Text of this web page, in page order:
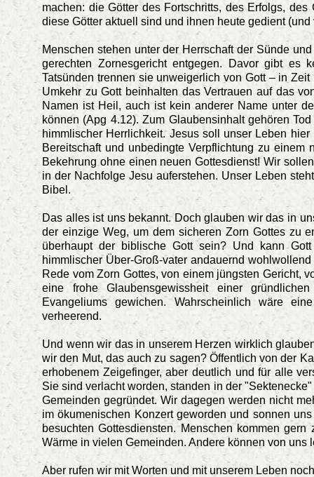
machen: die Götter des Fortschritts, des Erfolgs,
diese Götter aktuell sind und ihnen heute gedient
Menschen stehen unter der Herrschaft der Sünde
gerechten Zornesgericht entgegen. Davor gibt es
Tatsünden trennen sie unweigerlich von Gott – in
Umkehr zu Gott beinhalten das Vertrauen auf das
Namen ist Heil, auch ist kein anderer Name unter
können (Apg 4.12). Zum Glaubensinhalt gehören
himmlischer Herrlichkeit. Jesus soll unser Leben
Bereitschaft und unbedingte Verpflichtung zu
Bekehrung ohne einen neuen Gottesdienst! Wir
in der Nachfolge Jesu auferstehen. Unser Leben
Bibel.
Das alles ist uns bekannt. Doch glauben wir das in
der einzige Weg, um dem sicheren Zorn Gottes zu
überhaupt der biblische Gott sein? Und kann
himmlischer Über-Groß-vater andauernd
Rede vom Zorn Gottes, von einem jüngsten Gericht,
eine frohe Glaubensgewissheit einer
Evangeliums gewichen. Wahrscheinlich wäre
verheerend.
Und wenn wir das in unserem Herzen wirklich
wir den Mut, das auch zu sagen? Öffentlich von der
erhobenem Zeigefinger, aber deutlich und für alle
Sie sind verlacht worden, standen in der
Gemeinden gegründet. Wir dagegen werden nicht
im ökumenischen Konzert geworden und sonnen
besuchten Gottesdiensten. Menschen kommen
Wärme in vielen Gemeinden. Andere können von uns
Aber rufen wir mit Worten und mit unserem Leben